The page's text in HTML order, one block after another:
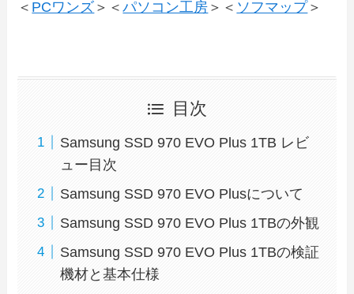
＜ PCワンズ ＞＜パソコン工房 ＞＜ ソフマップ＞
目次
Samsung SSD 970 EVO Plus 1TB レビ
ュー目次
Samsung SSD 970 EVO Plusについて
Samsung SSD 970 EVO Plus 1TBの外観
Samsung SSD 970 EVO Plus 1TBの検証
機材と基本仕様